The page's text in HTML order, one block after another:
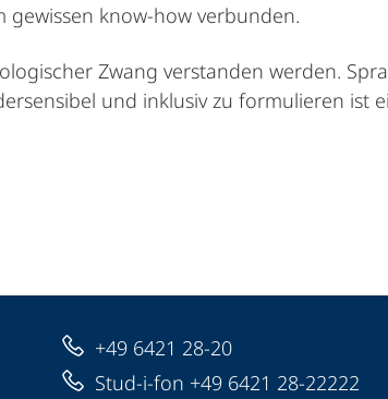
know-how verbunden.
Zwang verstanden werden.
und inklusiv zu formulieren ist
+49 6421 28-20
Stud-i-fon +49 6421 28-22222